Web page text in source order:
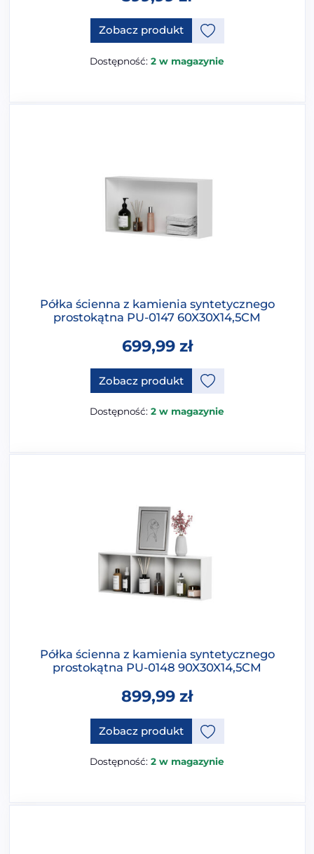
Zobacz produkt
Dostępność: 2 w magazynie
Półka ścienna z kamienia syntetycznego
prostokątna PU-0147 60X30X14,5CM
699,99 zł
Zobacz produkt
Dostępność: 2 w magazynie
Półka ścienna z kamienia syntetycznego
prostokątna PU-0148 90X30X14,5CM
899,99 zł
Zobacz produkt
Dostępność: 2 w magazynie